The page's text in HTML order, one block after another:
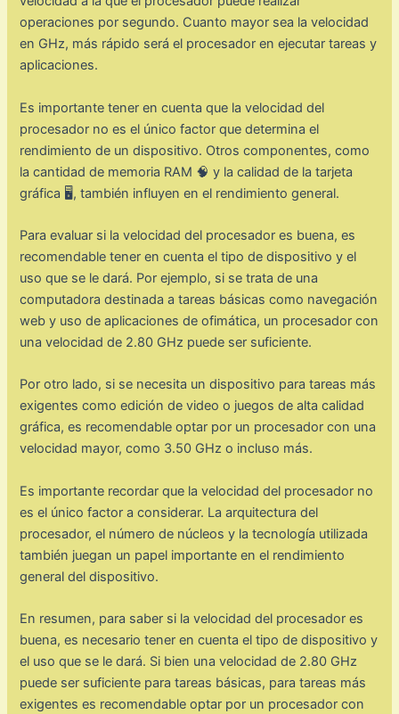
operaciones por segundo. Cuanto mayor sea la velocidad
en GHz, más rápido será el procesador en ejecutar tareas y
aplicaciones.
Es importante tener en cuenta que la velocidad del
procesador no es el único factor que determina el
rendimiento de un dispositivo. Otros componentes, como
la cantidad de memoria RAM 🧠 y la calidad de la tarjeta
gráfica 🖥️, también influyen en el rendimiento general.
Para evaluar si la velocidad del procesador es buena, es
recomendable tener en cuenta el tipo de dispositivo y el
uso que se le dará. Por ejemplo, si se trata de una
computadora destinada a tareas básicas como navegación
web y uso de aplicaciones de ofimática, un procesador con
una velocidad de 2.80 GHz puede ser suficiente.
Por otro lado, si se necesita un dispositivo para tareas más
exigentes como edición de video o juegos de alta calidad
gráfica, es recomendable optar por un procesador con una
velocidad mayor, como 3.50 GHz o incluso más.
Es importante recordar que la velocidad del procesador no
es el único factor a considerar. La arquitectura del
procesador, el número de núcleos y la tecnología utilizada
también juegan un papel importante en el rendimiento
general del dispositivo.
En resumen, para saber si la velocidad del procesador es
buena, es necesario tener en cuenta el tipo de dispositivo y
el uso que se le dará. Si bien una velocidad de 2.80 GHz
puede ser suficiente para tareas básicas, para tareas más
exigentes es recomendable optar por un procesador con